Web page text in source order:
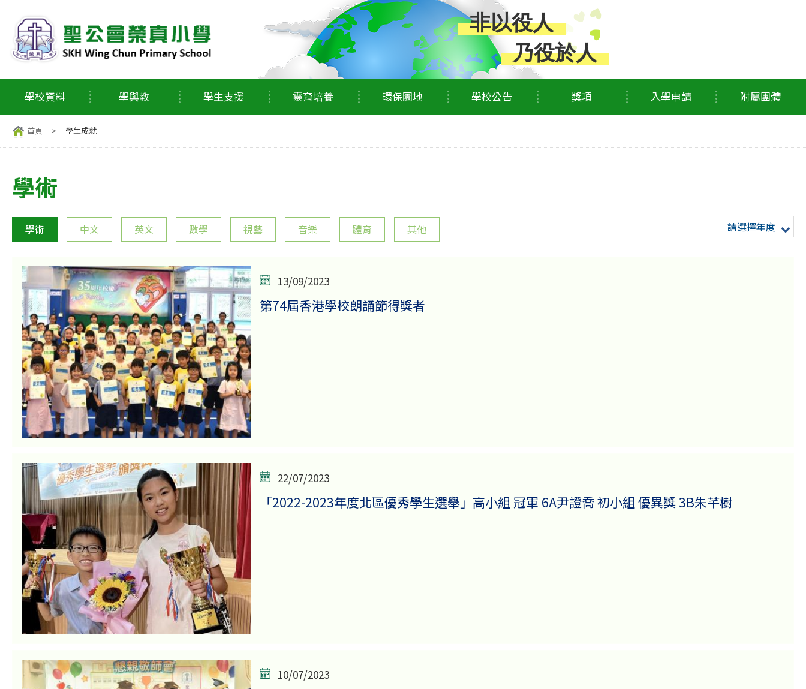
非以役人
乃役於人
學校資料 學與教 學生支援 靈育培養 環保園地 學校公告 獎項 入學申請 附屬團體
首頁 > 學生成就
學術
請選擇年度
學術 中文 英文 數學 視藝 音樂 體育 其他
13/09/2023
第74屆香港學校朗誦節得獎者
22/07/2023
「2022-2023年度北區優秀學生選舉」高小組 冠軍 6A尹證喬 初小組 優異獎 3B朱芊樹
10/07/2023